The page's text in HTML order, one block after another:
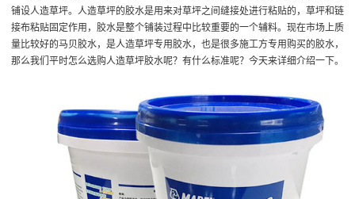
铺设人造草坪。人造草坪的胶水是用来对草坪之间缝接处进行粘贴的，草坪和链
接布粘贴固定作用，胶水是整个铺装过程中比较重要的一个辅料。现在市场上质
量比较好的马贝胶水，是人造草坪专用胶水，也是很多施工方专用购买的胶水，
那么我们平时怎么选购人造草坪胶水呢？有什么标准呢？今天来详细介绍一下。